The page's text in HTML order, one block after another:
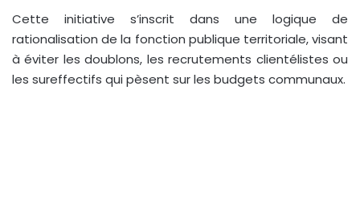
Cette initiative s’inscrit dans une logique de
rationalisation de la fonction publique territoriale, visant
à éviter les doublons, les recrutements clientélistes ou
les sureffectifs qui pèsent sur les budgets communaux.